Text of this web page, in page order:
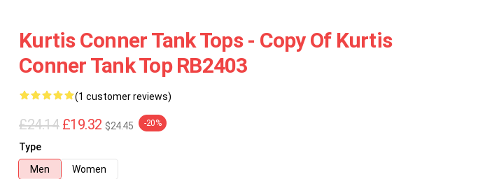
Kurtis Conner Tank Tops - Copy Of Kurtis
Conner Tank Top RB2403
(1 customer reviews)
£24.14 £19.32 $24.45 -20%
Type
Men
Women